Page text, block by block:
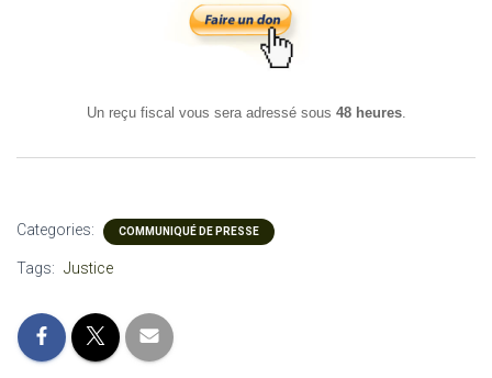
Un reçu fiscal vous sera adressé sous 48 heures.
Categories: COMMUNIQUÉ DE PRESSE
Tags: Justice